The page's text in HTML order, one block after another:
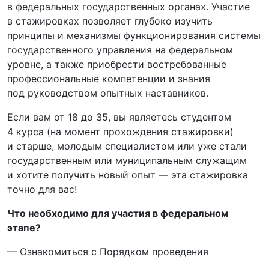
в федеральных государственных органах. Участие
в стажировках позволяет глубоко изучить
принципы и механизмы функционирования системы
государственного управления на федеральном
уровне, а также приобрести востребованные
профессиональные компетенции и знания
под руководством опытных наставников.
Если вам от 18 до 35, вы являетесь студентом
4 курса (на момент прохождения стажировки)
и старше, молодым специалистом или уже стали
государственным или муниципальным служащим
и хотите получить новый опыт — эта стажировка
точно для вас!
Что необходимо для участия в федеральном
этапе?
— Ознакомиться с Порядком проведения